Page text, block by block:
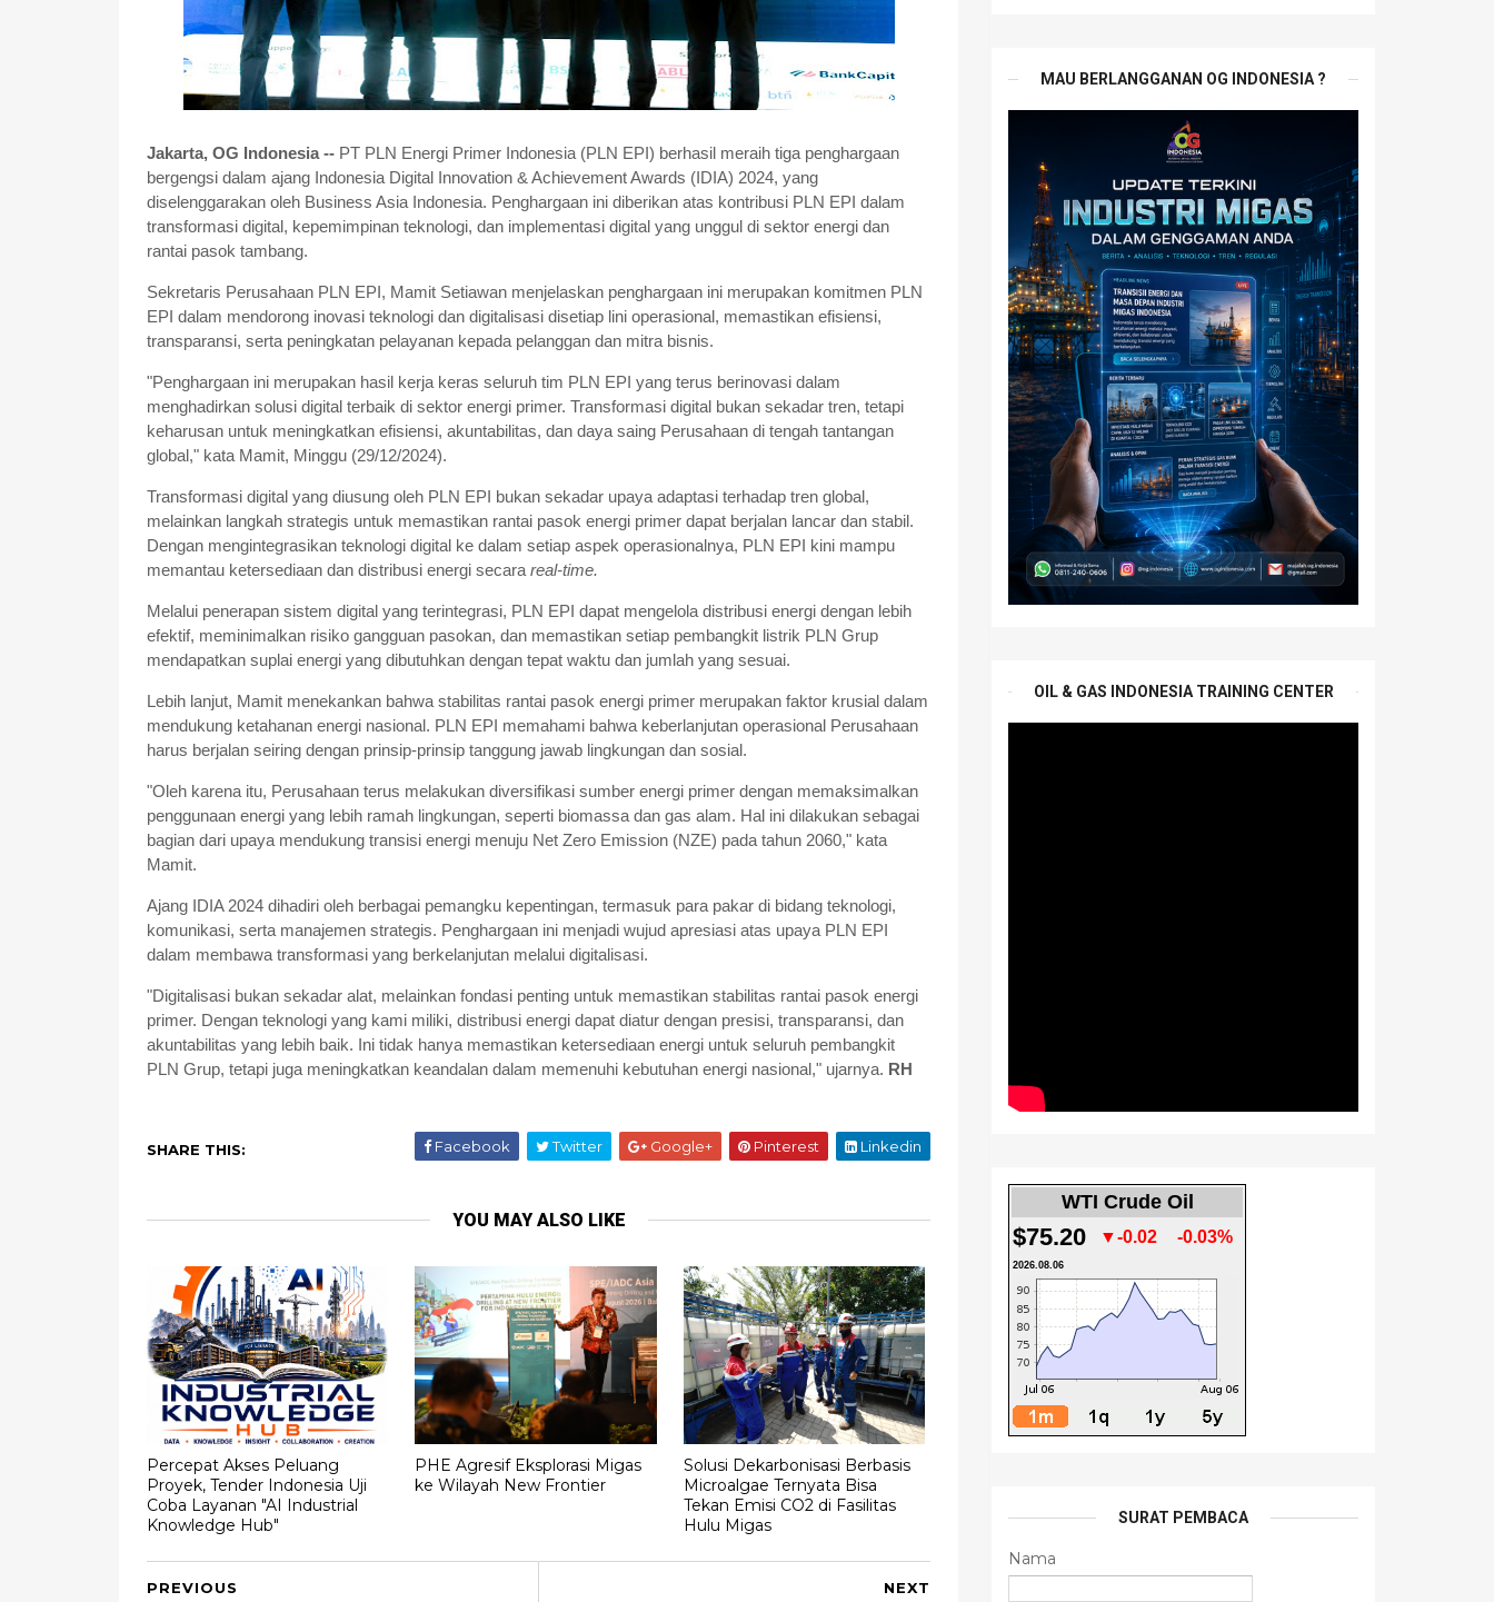
Jakarta, OG Indonesia -- PT PLN Energi Primer Indonesia (PLN EPI) berhasil meraih tiga penghargaan
bergengsi dalam ajang Indonesia Digital Innovation & Achievement Awards (IDIA) 2024, yang
diselenggarakan oleh Business Asia Indonesia. Penghargaan ini diberikan atas kontribusi PLN EPI dalam
transformasi digital, kepemimpinan teknologi, dan implementasi digital yang unggul di sektor energi dan
rantai pasok tambang.
Sekretaris Perusahaan PLN EPI, Mamit Setiawan menjelaskan penghargaan ini merupakan komitmen PLN
EPI dalam mendorong inovasi teknologi dan digitalisasi disetiap lini operasional, memastikan efisiensi,
transparansi, serta peningkatan pelayanan kepada pelanggan dan mitra bisnis.
"Penghargaan ini merupakan hasil kerja keras seluruh tim PLN EPI yang terus berinovasi dalam
menghadirkan solusi digital terbaik di sektor energi primer. Transformasi digital bukan sekadar tren, tetapi
keharusan untuk meningkatkan efisiensi, akuntabilitas, dan daya saing Perusahaan di tengah tantangan
global," kata Mamit, Minggu (29/12/2024).
Transformasi digital yang diusung oleh PLN EPI bukan sekadar upaya adaptasi terhadap tren global,
melainkan langkah strategis untuk memastikan rantai pasok energi primer dapat berjalan lancar dan stabil.
Dengan mengintegrasikan teknologi digital ke dalam setiap aspek operasionalnya, PLN EPI kini mampu
memantau ketersediaan dan distribusi energi secara real-time.
Melalui penerapan sistem digital yang terintegrasi, PLN EPI dapat mengelola distribusi energi dengan lebih
efektif, meminimalkan risiko gangguan pasokan, dan memastikan setiap pembangkit listrik PLN Grup
mendapatkan suplai energi yang dibutuhkan dengan tepat waktu dan jumlah yang sesuai.
Lebih lanjut, Mamit menekankan bahwa stabilitas rantai pasok energi primer merupakan faktor krusial dalam
mendukung ketahanan energi nasional. PLN EPI memahami bahwa keberlanjutan operasional Perusahaan
harus berjalan seiring dengan prinsip-prinsip tanggung jawab lingkungan dan sosial.
"Oleh karena itu, Perusahaan terus melakukan diversifikasi sumber energi primer dengan memaksimalkan
penggunaan energi yang lebih ramah lingkungan, seperti biomassa dan gas alam. Hal ini dilakukan sebagai
bagian dari upaya mendukung transisi energi menuju Net Zero Emission (NZE) pada tahun 2060," kata
Mamit.
Ajang IDIA 2024 dihadiri oleh berbagai pemangku kepentingan, termasuk para pakar di bidang teknologi,
komunikasi, serta manajemen strategis. Penghargaan ini menjadi wujud apresiasi atas upaya PLN EPI
dalam membawa transformasi yang berkelanjutan melalui digitalisasi.
"Digitalisasi bukan sekadar alat, melainkan fondasi penting untuk memastikan stabilitas rantai pasok energi
primer. Dengan teknologi yang kami miliki, distribusi energi dapat diatur dengan presisi, transparansi, dan
akuntabilitas yang lebih baik. Ini tidak hanya memastikan ketersediaan energi untuk seluruh pembangkit
PLN Grup, tetapi juga meningkatkan keandalan dalam memenuhi kebutuhan energi nasional," ujarnya. RH
SHARE THIS: Facebook Twitter Google+ Pinterest Linkedin
YOU MAY ALSO LIKE
Percepat Akses Peluang
Proyek, Tender Indonesia Uji
Coba Layanan "AI Industrial
Knowledge Hub"
PHE Agresif Eksplorasi Migas
ke Wilayah New Frontier
Solusi Dekarbonisasi Berbasis
Microalgae Ternyata Bisa
Tekan Emisi CO2 di Fasilitas
Hulu Migas
NEXT
PREVIOUS
MAU BERLANGGANAN OG INDONESIA ?
OIL & GAS INDONESIA TRAINING CENTER
WTI Crude Oil
$75.20 ▼-0.02 -0.03%
2026.08.06
SURAT PEMBACA
Nama